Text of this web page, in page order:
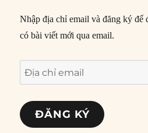
Nhập địa chỉ email và đăng ký để
có bài viết mới qua email.
Địa
chỉ
email
ĐĂNG KÝ